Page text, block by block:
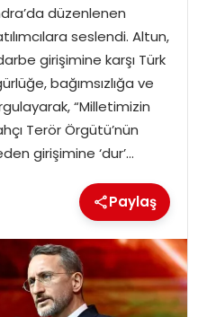
düzenlenen
seslendi. Altun,
girişimine karşı Türk
bağımsızlığa ve
“Milletimizin
Terör Örgütü’nün
girişimine ‘dur’…
Paylaş